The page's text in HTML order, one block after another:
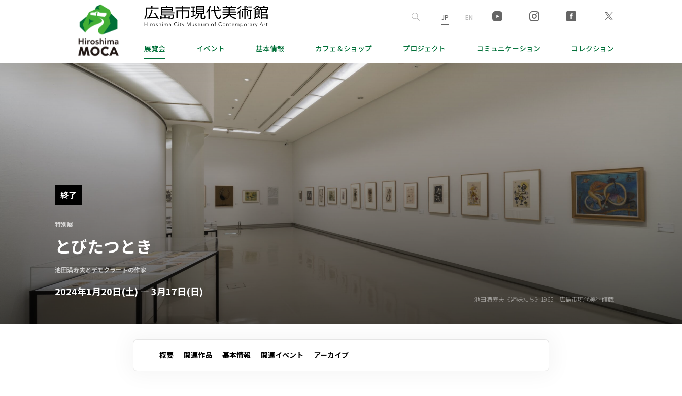
JP EN
展覧会 イベント 基本情報 カフェ＆ショップ プロジェクト コミュニケーション コレクション
終了
特別展
とびたつとき
池田満寿夫とデモクラートの作家
2024年1月20日(土) — 3月17日(日)
池田満寿夫《姉妹たち》1965 広島市現代美術館蔵
概要 関連作品 基本情報 関連イベント アーカイブ